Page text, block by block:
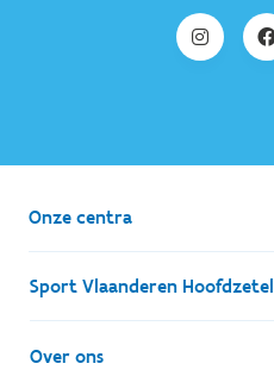
Onze centra
Sport Vlaanderen Hoofdzetel
Simon Bolivarlaan 17
Over ons